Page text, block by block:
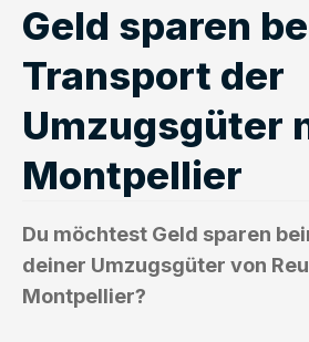
Geld sparen
Transport der
Umzugsgüter
Montpellier
Du möchtest Geld sparen
deiner Umzugsgüter von
Montpellier?